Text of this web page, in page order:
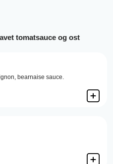
tomatsauce og ost
bearnaise sauce.